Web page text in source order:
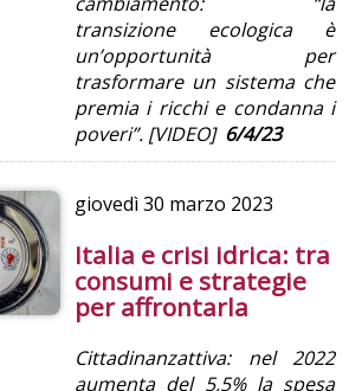
transizione ecologica è
un’opportunità per
trasformare un sistema che
premia i ricchi e condanna i
poveri”. [VIDEO] 6/4/23
giovedì30 marzo 2023
Italia e crisi idrica: tra
consumi e strategie
per affrontarla
Cittadinanzattiva: nel 2022
aumenta del 5,5% la spesa